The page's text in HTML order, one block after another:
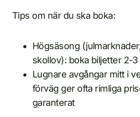
Tips om när du ska boka:
Högsäsong
skollov): boka biljetter 2-
Lugnare avgångar mitt i
förväg ger ofta rimliga
garanterat